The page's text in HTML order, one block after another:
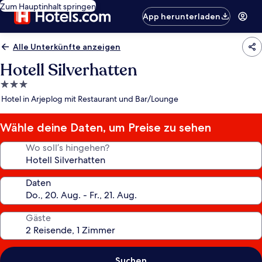
Zum Hauptinhalt springen
App herunterladen
Alle Unterkünfte anzeigen
Hotell Silverhatten
3.0-
Sterne-
Hotel in Arjeplog mit Restaurant und Bar/Lounge
Wähle deine Daten, um Preise zu sehen
Wo soll’s hingehen?
Daten
Gäste